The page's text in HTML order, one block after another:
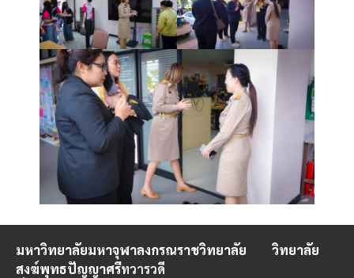
มหาวิทยาลัยมหาจุฬาลงกรณราชวิทยาลัย วิทยาลัย
สงฆ์พุทธปัญญาศรีทวารวดี